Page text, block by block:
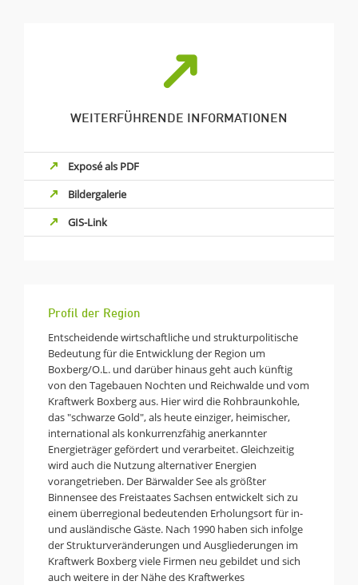
WEITERFÜHRENDE INFORMATIONEN
Exposé als PDF
Bildergalerie
GIS-Link
Profil der Region
Entscheidende wirtschaftliche und strukturpolitische
Bedeutung für die Entwicklung der Region um
Boxberg/O.L. und darüber hinaus geht auch künftig
von den Tagebauen Nochten und Reichwalde und vom
Kraftwerk Boxberg aus. Hier wird die Rohbraunkohle,
das "schwarze Gold", als heute einziger, heimischer,
international als konkurrenzfähig anerkannter
Energieträger gefördert und verarbeitet. Gleichzeitig
wird auch die Nutzung alternativer Energien
vorangetrieben. Der Bärwalder See als größter
Binnensee des Freistaates Sachsen entwickelt sich zu
einem überregional bedeutenden Erholungsort für in-
und ausländische Gäste. Nach 1990 haben sich infolge
der Strukturveränderungen und Ausgliederungen im
Kraftwerk Boxberg viele Firmen neu gebildet und sich
auch weitere in der Nähe des Kraftwerkes